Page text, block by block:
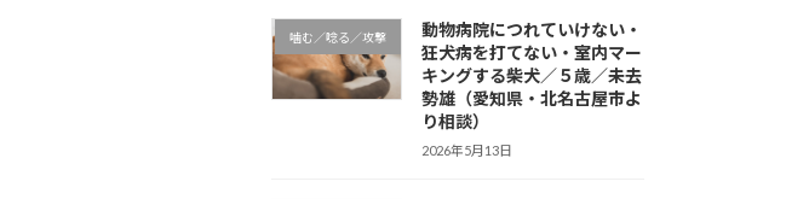
噛む／唸る／攻撃
動物病院につれていけない・
狂犬病を打てない・室内マー
キングする柴犬／５歳／未去
勢雄（愛知県・北名古屋市よ
り相談）
2026年5月13日